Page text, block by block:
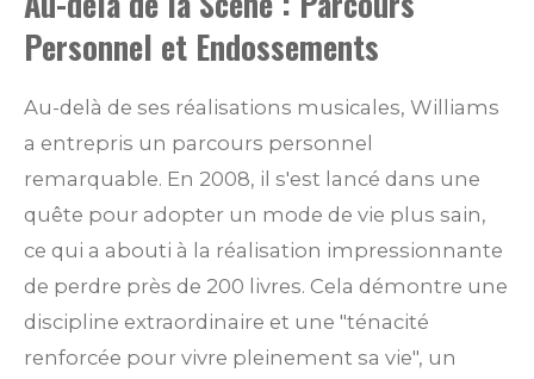
Personnel et Endossements
Au-delà de ses réalisations musicales, Williams
a entrepris un parcours personnel
remarquable. En 2008, il s'est lancé dans une
quête pour adopter un mode de vie plus sain,
ce qui a abouti à la réalisation impressionnante
de perdre près de 200 livres. Cela démontre une
discipline extraordinaire et une "ténacité
renforcée pour vivre pleinement sa vie", un